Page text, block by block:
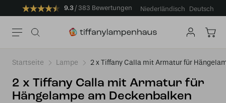
9.3 383 Bewertungen Niederländisch Deutsch
Startseite Lampe 2 x Tiffany Calla mit Armatur für
2 x Tiffany Calla mit Armatur für
Hängelampe am Deckenbalken